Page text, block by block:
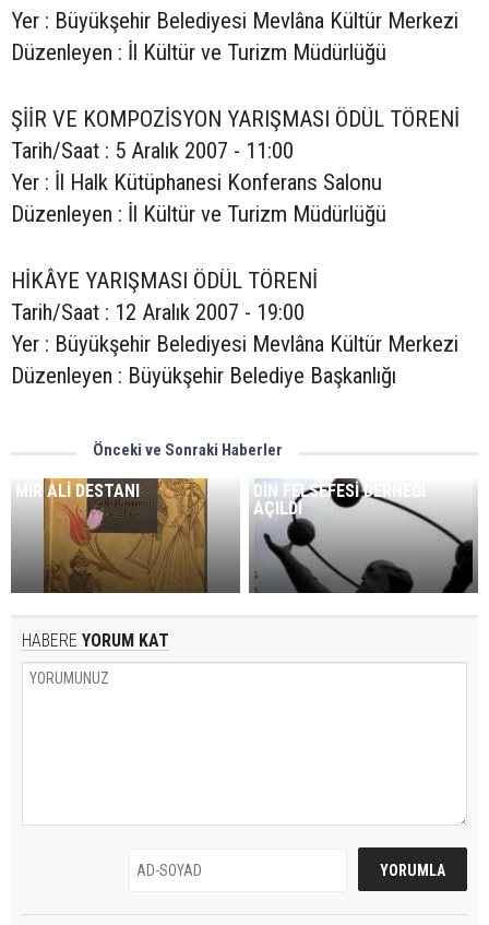
Yer : Büyükşehir Belediyesi Mevlâna Kültür Merkezi
Düzenleyen : İl Kültür ve Turizm Müdürlüğü
ŞİİR VE KOMPOZİSYON YARIŞMASI ÖDÜL TÖRENİ
Tarih/Saat : 5 Aralık 2007 - 11:00
Yer : İl Halk Kütüphanesi Konferans Salonu
Düzenleyen : İl Kültür ve Turizm Müdürlüğü
HİKÂYE YARIŞMASI ÖDÜL TÖRENİ
Tarih/Saat : 12 Aralık 2007 - 19:00
Yer : Büyükşehir Belediyesi Mevlâna Kültür Merkezi
Düzenleyen : Büyükşehir Belediye Başkanlığı
Önceki ve Sonraki Haberler
MİR ALİ DESTANI
DİN FELSEFESİ DERNEĞİ
AÇILDI
HABERE YORUM KAT